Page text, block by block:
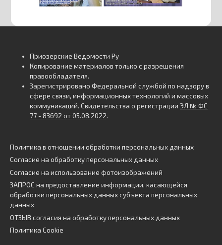
Приозерские Ведомости Ру
Копирование материалов только с разрешения
правообладателя.
Зарегистрировано Федеральной службой по надзору в
сфере связи, информационных технологий и массовых
коммуникаций. Свидетельства о регистрации ЭЛ № ФС
77 - 83692 от 05.08.2022.
Политика в отношении обработки персональных данных
Согласие на обработку персональных данных
Согласие на использование фотоизображений
ЗАПРОС на предоставление информации, касающейся
обработки персональных данных субъекта персональных
данных
ОТЗЫВ согласия на обработку персональных данных
Политика Cookie